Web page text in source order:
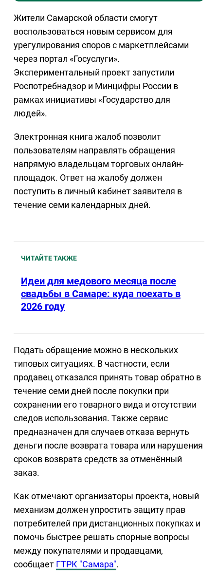
Жители Самарской области смогут
воспользоваться новым сервисом для
урегулирования споров с маркетплейсами
через портал «Госуслуги».
Экспериментальный проект запустили
Роспотребнадзор и Минцифры России в
рамках инициативы «Государство для
людей».
Электронная книга жалоб позволит
пользователям направлять обращения
напрямую владельцам торговых онлайн-
площадок. Ответ на жалобу должен
поступить в личный кабинет заявителя в
течение семи календарных дней.
ЧИТАЙТЕ ТАКЖЕ
Идеи для медового месяца после
свадьбы в Самаре: куда поехать в
2026 году
Подать обращение можно в нескольких
типовых ситуациях. В частности, если
продавец отказался принять товар обратно в
течение семи дней после покупки при
сохранении его товарного вида и отсутствии
следов использования. Также сервис
предназначен для случаев отказа вернуть
деньги после возврата товара или нарушения
сроков возврата средств за отменённый
заказ.
Как отмечают организаторы проекта, новый
механизм должен упростить защиту прав
потребителей при дистанционных покупках и
помочь быстрее решать спорные вопросы
между покупателями и продавцами,
сообщает ГТРК "Самара".